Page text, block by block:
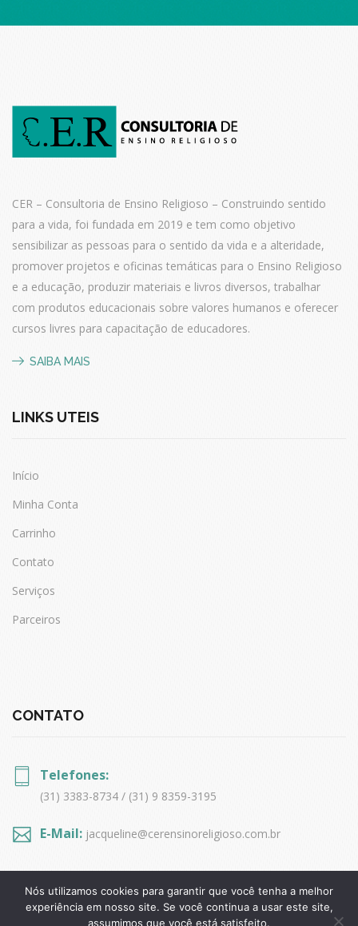
CER – Consultoria de Ensino Religioso – Construindo sentido
para a vida, foi fundada em 2019 e tem como objetivo
sensibilizar as pessoas para o sentido da vida e a alteridade,
promover projetos e oficinas temáticas para o Ensino Religioso
e a educação, produzir materiais e livros diversos, trabalhar
com produtos educacionais sobre valores humanos e oferecer
cursos livres para capacitação de educadores.
SAIBA MAIS
LINKS ÚTEIS
Início
Minha Conta
Carrinho
Contato
Serviços
Parceiros
CONTATO
Telefones:
(31) 3383-8734 / (31) 9 8359-3195
E-Mail: jacqueline@cerensinoreligioso.com.br
Nós utilizamos cookies para garantir que você tenha a melhor
experiência em nosso site. Se você continua a usar este site,
assumimos que você está satisfeito.